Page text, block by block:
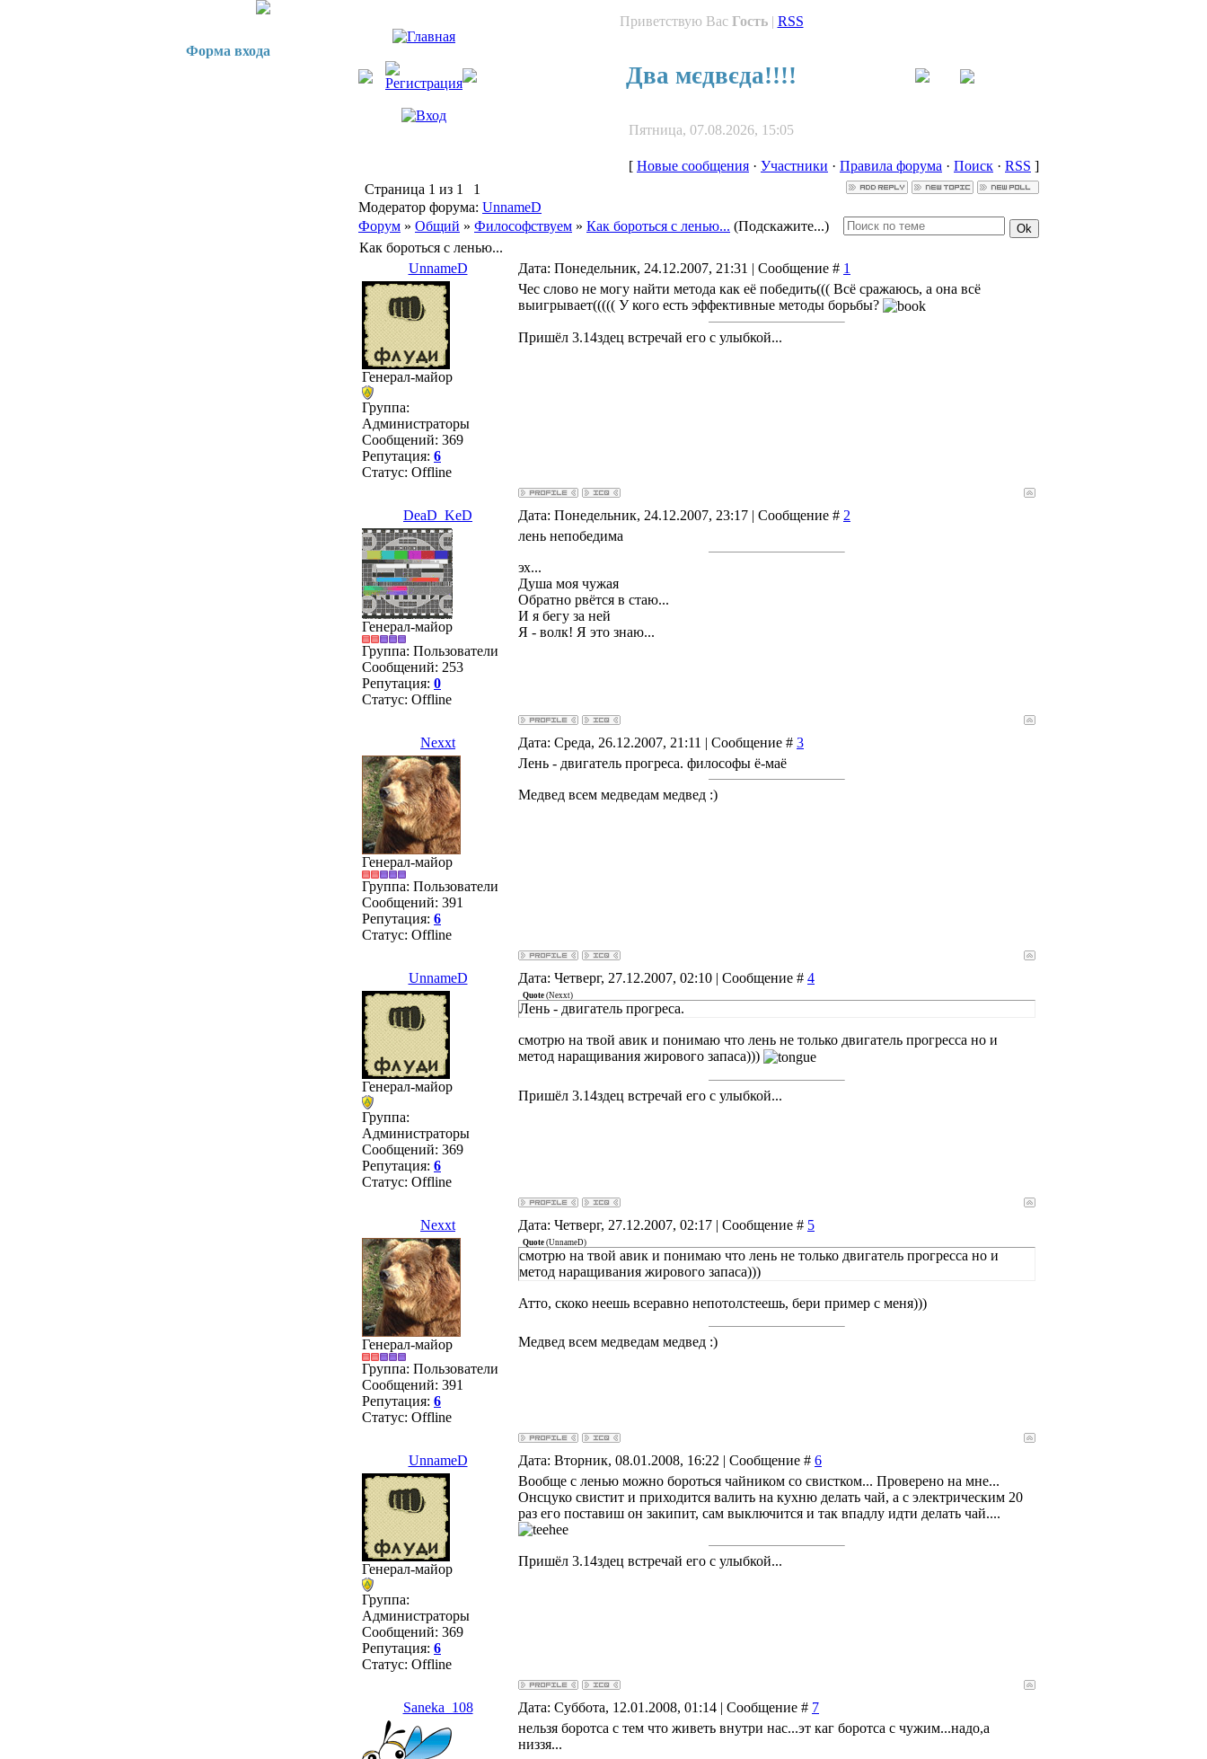
Форма входа
Приветствую Вас Гость| RSS
Два мєдвєда!!!!
Пятница, 07.08.2026, 15:05
[ Новые сообщения · Участники · Правила форума · Поиск · RSS ]
Страница 1 из 1
1
Модератор форума: UnnameD
Форум » Общий » Философствуем » Как бороться с ленью... (Подскажите...)
Как бороться с ленью...
UnnameD
Дата: Понедельник, 24.12.2007, 21:31 | Сообщение # 1
Генерал-майор
Группа:
Администраторы
Сообщений: 369
Репутация: 6
Статус: Offline
Чес слово не могу найти метода как её победить((( Всё сражаюсь, а она всё
выигрывает((((( У кого есть эффективные методы борьбы?
Пришёл 3.14здец встречай его с улыбкой...
DeaD_KeD Дата: Понедельник, 24.12.2007, 23:17 | Сообщение # 2
Генерал-майор
Группа: Пользователи
Сообщений: 253
Репутация: 0
Статус: Offline
лень непобедима
эх...
Душа моя чужая
Обратно рвётся в стаю...
И я бегу за ней
Я - волк! Я это знаю...
Nexxt Дата: Среда, 26.12.2007, 21:11 | Сообщение # 3
Генерал-майор
Группа: Пользователи
Сообщений: 391
Репутация: 6
Статус: Offline
Лень - двигатель прогреса. философы ё-маё
Медвед всем медведам медвед :)
UnnameD Дата: Четверг, 27.12.2007, 02:10 | Сообщение # 4
Генерал-майор
Группа:
Администраторы
Сообщений: 369
Репутация: 6
Статус: Offline
Quote (Nexxt)
Лень - двигатель прогреса.
смотрю на твой авик и понимаю что лень не только двигатель прогресса но и
метод наращивания жирового запаса)))
Пришёл 3.14здец встречай его с улыбкой...
Nexxt Дата: Четверг, 27.12.2007, 02:17 | Сообщение # 5
Генерал-майор
Группа: Пользователи
Сообщений: 391
Репутация: 6
Статус: Offline
Quote (UnnameD)
смотрю на твой авик и понимаю что лень не только двигатель прогресса но и
метод наращивания жирового запаса)))
Атто, скоко неешь всеравно непотолстеешь, бери пример с меня)))
Медвед всем медведам медвед :)
UnnameD Дата: Вторник, 08.01.2008, 16:22 | Сообщение # 6
Генерал-майор
Группа:
Администраторы
Сообщений: 369
Репутация: 6
Статус: Offline
Вообще с ленью можно бороться чайником со свистком... Проверено на мне...
Онсцуко свистит и приходится валить на кухню делать чай, а с электрическим 20
раз его поставиш он закипит, сам выключится и так впадлу идти делать чай....
Пришёл 3.14здец встречай его с улыбкой...
Saneka_108 Дата: Суббота, 12.01.2008, 01:14 | Сообщение # 7
нельзя боротса с тем что живеть внутри нас...эт каг боротса с чужим...надо,а
низзя...